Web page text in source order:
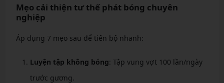
Mẹo cải thiện tư thế phát bóng chuyên
nghiệp
Áp dụng 7 mẹo sau để tiến bộ nhanh:
Luyện tập không bóng: Tập vung vợt 100 lần/ngày
trước gương.